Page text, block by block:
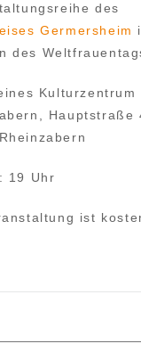
des
Germersheim
des
Kulturzentrum
Hauptstraße
19 Uhr
ist